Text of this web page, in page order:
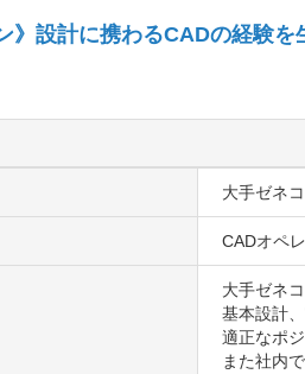
》設計に携わるCADの経験
大手ゼネ
CADオペ
大手ゼネ
基本設計
適正なポ
また社内